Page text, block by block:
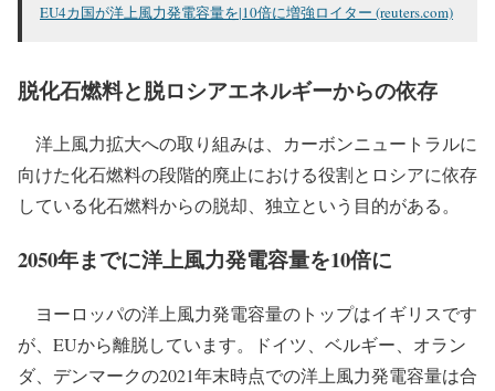
EU4カ国が洋上風力発電容量を|10倍に増強ロイター (reuters.com)
脱化石燃料と脱ロシアエネルギーからの依存
洋上風力拡大への取り組みは、カーボンニュートラルに
向けた化石燃料の段階的廃止における役割とロシアに依存
している化石燃料からの脱却、独立という目的がある。
2050年までに洋上風力発電容量を10倍に
ヨーロッパの洋上風力発電容量のトップはイギリスです
が、EUから離脱しています。ドイツ、ベルギー、オラン
ダ、デンマークの2021年末時点での洋上風力発電容量は合